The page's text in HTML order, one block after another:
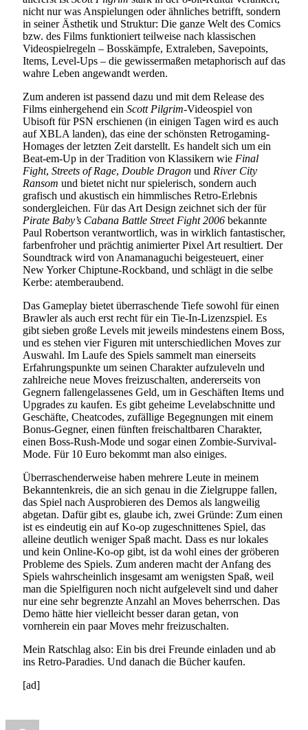
nicht nur was Anspielungen oder ähnliches betrifft, sondern
in seiner Ästhetik und Struktur: Die ganze Welt des Comics
bzw. des Films funktioniert teilweise nach klassischen
Videospielregeln – Bosskämpfe, Extraleben, Savepoints,
Items, Level-Ups – die gewissermaßen metaphorisch auf das
wahre Leben angewandt werden.
Zum anderen ist passend dazu und mit dem Release des
Films einhergehend ein Scott Pilgrim-Videospiel von
Ubisoft für PSN erschienen (in einigen Tagen wird es auch
auf XBLA landen), das eine der schönsten Retrogaming-
Homages der letzten Zeit darstellt. Es handelt sich um ein
Beat-em-Up in der Tradition von Klassikern wie Final
Fight, Streets of Rage, Double Dragon und River City
Ransom und bietet nicht nur spielerisch, sondern auch
grafisch und akustisch ein himmlisches Retro-Erlebnis
sondergleichen. Für das Art Design zeichnet sich der für
Pirate Baby’s Cabana Battle Street Fight 2006 bekannte
Paul Robertson verantwortlich, was in wirklich fantastischer,
farbenfroher und prächtig animierter Pixel Art resultiert. Der
Soundtrack wird von Anamanaguchi beigesteuert, einer
New Yorker Chiptune-Rockband, und schlägt in die selbe
Kerbe: atemberaubend.
Das Gameplay bietet überraschende Tiefe sowohl für einen
Brawler als auch erst recht für ein Tie-In-Lizenzspiel. Es
gibt sieben große Levels mit jeweils mindestens einem Boss,
und es stehen vier Figuren mit unterschiedlichen Moves zur
Auswahl. Im Laufe des Spiels sammelt man einerseits
Erfahrungspunkte um seinen Charakter aufzuleveln und
zahlreiche neue Moves freizuschalten, andererseits von
Gegnern fallengelassenes Geld, um in Geschäften Items und
Upgrades zu kaufen. Es gibt geheime Levelabschnitte und
Geschäfte, Cheatcodes, zufällige Begegnungen mit einem
Bonus-Gegner, einen fünften freischaltbaren Charakter,
einen Boss-Rush-Mode und sogar einen Zombie-Survival-
Mode. Für 10 Euro bekommt man also einiges.
Überraschenderweise haben mehrere Leute in meinem
Bekanntenkreis, die an sich genau in die Zielgruppe fallen,
das Spiel nach Ausprobieren des Demos als langweilig
abgetan. Dafür gibt es, glaube ich, zwei Gründe: Zum einen
ist es eindeutig ein auf Ko-op zugeschnittenes Spiel, das
alleine deutlich weniger Spaß macht. Dass es nur lokales
und kein Online-Ko-op gibt, ist da wohl eines der gröberen
Probleme des Spiels. Zum anderen macht der Anfang des
Spiels wahrscheinlich insgesamt am wenigsten Spaß, weil
man die Spielfiguren noch nicht aufgelevelt sind und daher
nur eine sehr begrenzte Anzahl an Moves beherrschen. Das
Demo hätte hier vielleicht besser daran getan, von
vornherein ein paar Moves mehr freizuschalten.
Mein Ratschlag also: Ein bis drei Freunde einladen und ab
ins Retro-Paradies. Und danach die Bücher kaufen.
[ad]